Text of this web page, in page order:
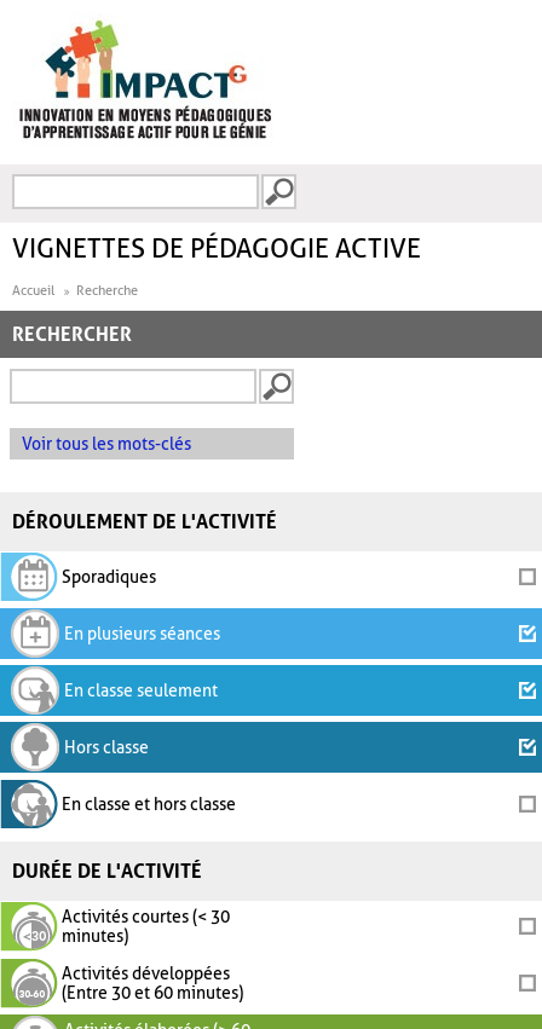
FORMULAIRE DE
VIGNETTES DE PÉDAGOGIE ACTIVE
Accueil Recherche
RECHERCHER
Voir tous les mots-clés
DÉROULEMENT DE L'ACTIVITÉ
Sporadiques
En plusieurs séances
En classe seulement
Hors classe
En classe et hors classe
DURÉE DE L'ACTIVITÉ
Activités courtes (< 30
minutes)
Activités développées
(Entre 30 et 60 minutes)